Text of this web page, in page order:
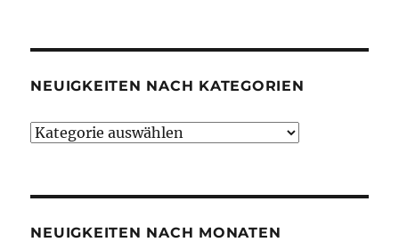
NEUIGKEITEN NACH KATEGORIEN
Neuigkeiten
NEUIGKEITEN NACH MONATEN